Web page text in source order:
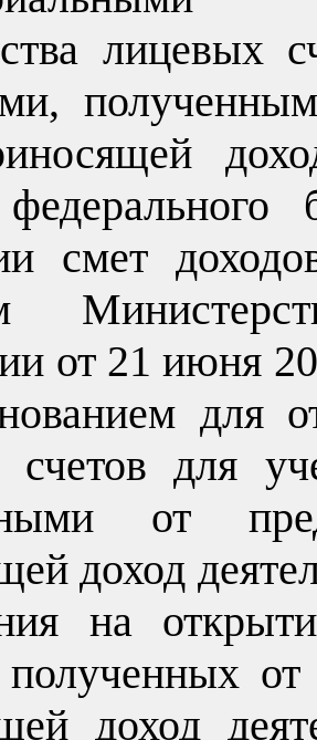
лицевых
смет
от 21 июня
для
счетов для
от
доход
на
полученных
доход